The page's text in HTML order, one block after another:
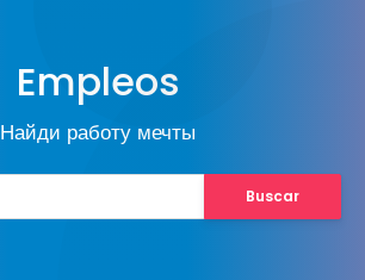
Empleos
Найди работу мечты
Buscar